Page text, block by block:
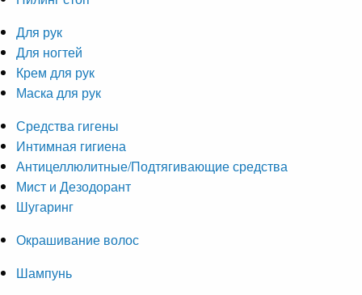
Для рук
Для ногтей
Крем для рук
Маска для рук
Средства гигены
Интимная гигиена
Антицеллюлитные/Подтягивающие средства
Мист и Дезодорант
Шугаринг
Окрашивание волос
Шампунь